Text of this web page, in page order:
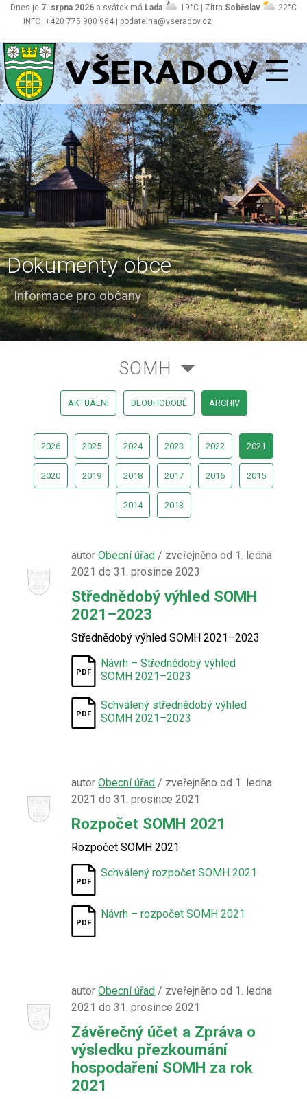
INFO: +420 775 900 964 | podatelna@vseradov.cz
Dnes je 7. srpna 2026 a svátek má Lada 19°C | Zítra Soběslav 22°C
Všeradov
Dokumenty obce
Informace pro občany
SOMH
AKTUÁLNÍ DLOUHODOBÉ ARCHIV
2026 2025 2024 2023 2022 2021
2020 2019 2018 2017 2016 2015
2014 2013
autorObecní úřad / zveřejněno od 1. ledna
2021 do 31. prosince 2023
Střednědobý výhled SOMH
2021–2023
Střednědobý výhled SOMH 2021–2023
Návrh – Střednědobý výhled
SOMH 2021–2023
Schválený střednědobý výhled
SOMH 2021–2023
autorObecní úřad / zveřejněno od 1. ledna
2021 do 31. prosince 2021
Rozpočet SOMH 2021
Rozpočet SOMH 2021
Schválený rozpočet SOMH 2021
Návrh – rozpočet SOMH 2021
autorObecní úřad / zveřejněno od 1. ledna
2021 do 31. prosince 2021
Závěrečný účet a Zpráva o
výsledku přezkoumání
hospodaření SOMH za rok
2021